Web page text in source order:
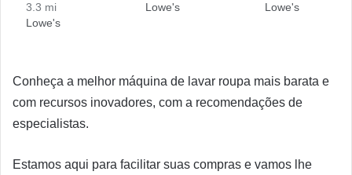
Conheça a melhor máquina de lavar roupa mais barata e
com recursos inovadores, com a recomendações de
especialistas.
Estamos aqui para facilitar suas compras e vamos lhe